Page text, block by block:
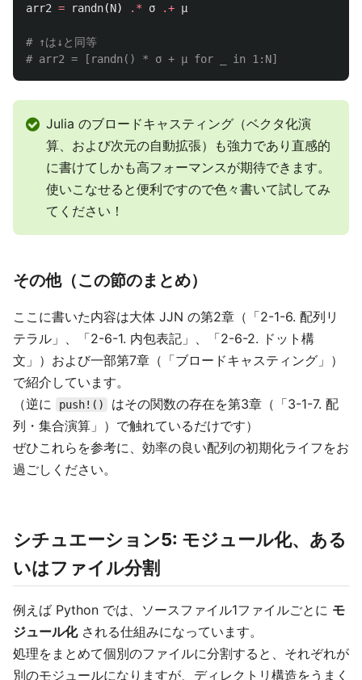
arr2 = randn(N) .* σ .+ μ
# ↑は↓と同等
# arr2 = [randn() * σ + μ for _ in 1:N]
Julia のブロードキャスティング（ベクタ化演
算、および次元の自動拡張）も強力であり直感的
に書けてしかも高フォーマンスが期待できます。
使いこなせると便利ですので色々書いて試してみ
てください！
その他（この節のまとめ）
ここに書いた内容は大体 JJN の第2章（「2-1-6. 配列リ
テラル」、「2-6-1. 内包表記」、「2-6-2. ドット構
文」）および一部第7章（「ブロードキャスティング」）
で紹介しています。
（逆に
push!()
はその関数の存在を第3章（「3-1-7. 配
列・集合演算」）で触れているだけです）
ぜひこれらを参考に、効率の良い配列の初期化ライフをお
過ごしください。
シチュエーション5: モジュール化、ある
いはファイル分割
例えば Python では、ソースファイル1ファイルごとに モ
ジュール化される仕組みになっています。
処理をまとめて個別のファイルに分割すると、それぞれが
別のモジュールになりますが、ディレクトリ構造をうまく